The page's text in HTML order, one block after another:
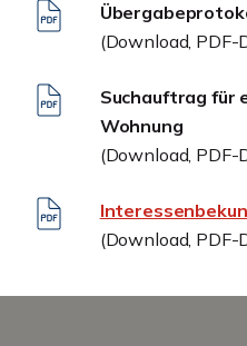
(Download, PDF-
Suchauftrag für
Wohnung
(Download, PDF-
(Download, PDF-